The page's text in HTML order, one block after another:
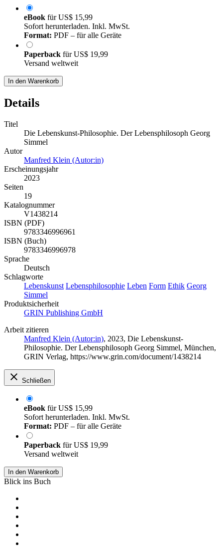
eBook fürUS$ 15,99
Sofort herunterladen. Inkl. MwSt.
Format: PDF – für alle Geräte
Paperback fürUS$ 19,99
Versand weltweit
In den Warenkorb
Details
Titel
Die Lebenskunst-Philosophie. Der Lebensphilosoph Georg
Simmel
Autor
Manfred Klein (Autor:in)
Erscheinungsjahr
2023
Seiten
19
Katalognummer
V1438214
ISBN (PDF)
9783346996961
ISBN (Buch)
9783346996978
Sprache
Deutsch
Schlagworte
Lebenskunst Lebensphilosophie Leben Form Ethik Georg
Simmel
Produktsicherheit
GRIN Publishing GmbH
Arbeit zitieren
Manfred Klein (Autor:in), 2023, Die Lebenskunst-
Philosophie. Der Lebensphilosoph Georg Simmel, München,
GRIN Verlag, https://www.grin.com/document/1438214
Schließen
eBook fürUS$ 15,99
Sofort herunterladen. Inkl. MwSt.
Format: PDF – für alle Geräte
Paperback fürUS$ 19,99
Versand weltweit
In den Warenkorb
Blick ins Buch